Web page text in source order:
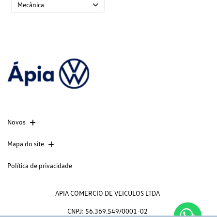
Mecânica
Novos
Mapa do site
Política de privacidade
APIA COMERCIO DE VEICULOS LTDA
CNPJ: 56.369.549/0001-02